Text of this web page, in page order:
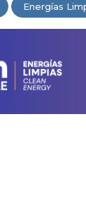
Energías